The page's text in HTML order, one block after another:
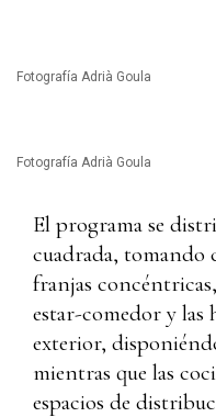
Fotografía Adrià Goula
Fotografía Adrià Goula
El programa se
cuadrada, tomando
franjas
estar-comedor y las
exterior,
mientras que las
espacios de